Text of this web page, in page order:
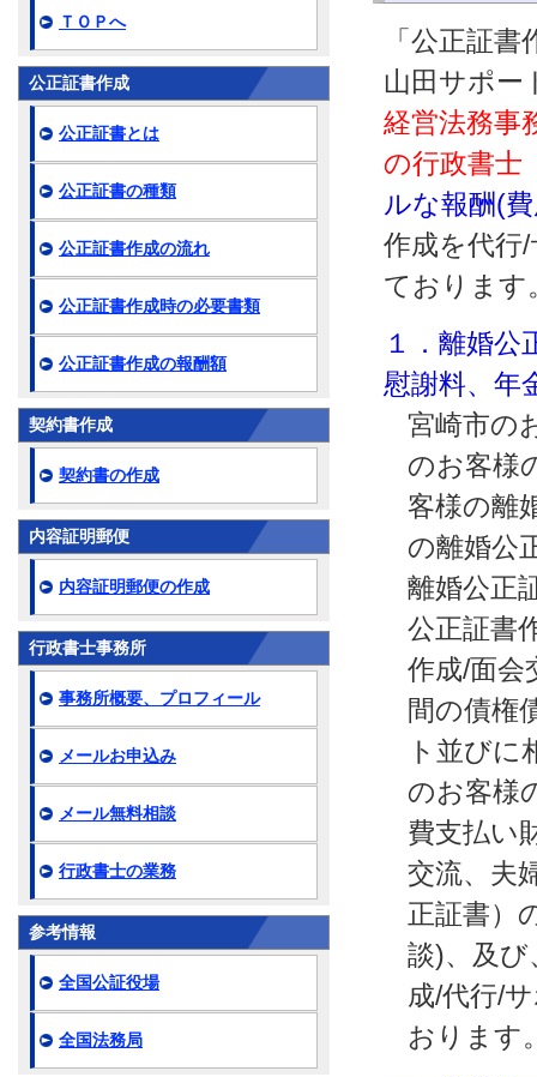
「公正証
山田サポー
経営法務事
の行政書士
ルな報酬(
作成を代行
ております
１．離婚公
慰謝料、年
宮崎市の
のお客様
客様の離
の離婚公
離婚公正
公正証書
作成/面会
間の債権
ト並びに
のお客様
費支払い
交流、夫
正証書）
談)、及び
成/代行/
おります
ＴＯＰへ
公正証書作成
公正証書とは
公正証書の種類
公正証書作成の流れ
公正証書作成時の必要書類
公正証書作成の報酬額
契約書作成
契約書の作成
内容証明郵便
内容証明郵便の作成
行政書士事務所
事務所概要、プロフィール
メールお申込み
メール無料相談
行政書士の業務
参考情報
全国公証役場
全国法務局